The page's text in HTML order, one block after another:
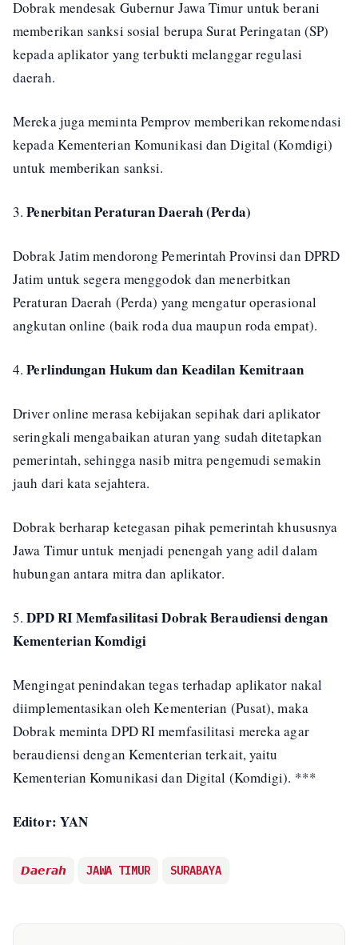
Dobrak mendesak Gubernur Jawa Timur untuk berani
memberikan sanksi sosial berupa Surat Peringatan (SP)
kepada aplikator yang terbukti melanggar regulasi
daerah.
Mereka juga meminta Pemprov memberikan rekomendasi
kepada Kementerian Komunikasi dan Digital (Komdigi)
untuk memberikan sanksi.
3.Penerbitan Peraturan Daerah (Perda)
Dobrak Jatim mendorong Pemerintah Provinsi dan DPRD
Jatim untuk segera menggodok dan menerbitkan
Peraturan Daerah (Perda) yang mengatur operasional
angkutan online (baik roda dua maupun roda empat).
4.Perlindungan Hukum dan Keadilan Kemitraan
Driver online merasa kebijakan sepihak dari aplikator
seringkali mengabaikan aturan yang sudah ditetapkan
pemerintah, sehingga nasib mitra pengemudi semakin
jauh dari kata sejahtera.
Dobrak berharap ketegasan pihak pemerintah khususnya
Jawa Timur untuk menjadi penengah yang adil dalam
hubungan antara mitra dan aplikator.
5.DPD RI Memfasilitasi Dobrak Beraudiensi dengan
Kementerian Komdigi
Mengingat penindakan tegas terhadap aplikator nakal
diimplementasikan oleh Kementerian (Pusat), maka
Dobrak meminta DPD RI memfasilitasi mereka agar
beraudiensi dengan Kementerian terkait, yaitu
Kementerian Komunikasi dan Digital (Komdigi). ***
Editor: YAN
𝘿𝙖𝙚𝙧𝙖𝙝 JAWA TIMUR SURABAYA